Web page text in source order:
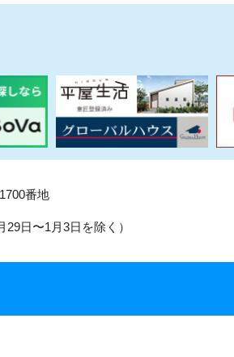
番地
日〜1月3日を除く）